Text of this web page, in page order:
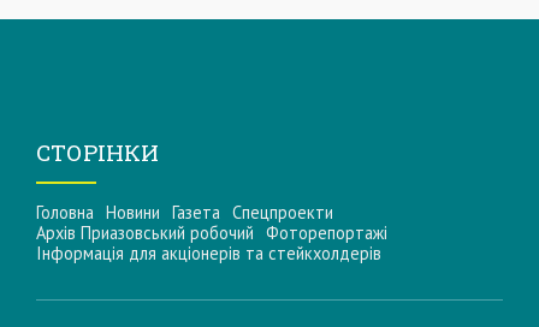
СТОРІНКИ
Головна Новини Газета Спецпроекти
Архів Приазовський робочий Фоторепортажі
Інформацiя для акцiонерiв та стейкхолдерiв